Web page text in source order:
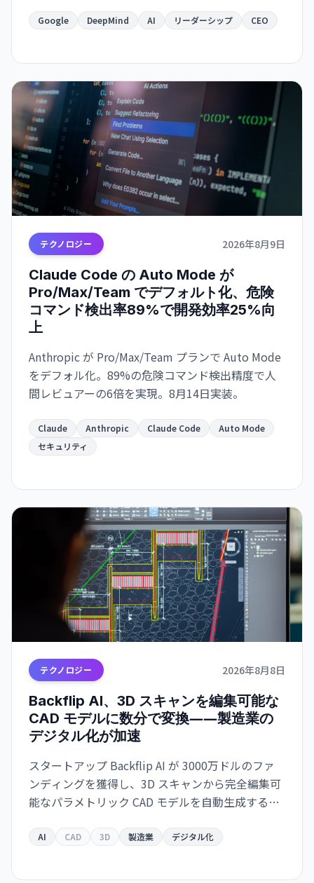
長期展望で分離される大きな人事変更です。
Google DeepMind AI リーダーシップ CEO
テクノロジー 2026年8月9日
Claude Code の Auto Mode が
Pro/Max/Team でデフォルト化、危険
コマンド検出率89%で開発効率25%向
上
Anthropic が Pro/Max/Team プランで Auto Mode
をデフォル化。89%の危険コマンド検出精度で人
間レビュアーの6倍を実現。8月14日実装。
Claude Anthropic Claude Code
Auto Mode
セキュリティ
テクノロジー 2026年8月8日
Backflip AI、3D スキャンを編集可能な
CAD モデルに数分で変換――製造業の
デジタル化が加速
スタートアップ Backflip AI が 3000万ドルのファ
ンディングを獲得し、3D スキャンから完全編集可
能なパラメトリック CAD モデルを自動生成するソ
で、従来は何時間もかかっていた作業が数分に短
AI CAD 3D 製造業 デジタル化